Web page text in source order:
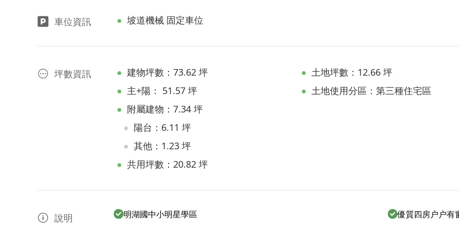
車位資訊 坡道機械 固定車位
坪數資訊
建物坪數：73.62 坪
主+陽： 51.57 坪
附屬建物：7.34 坪
陽台：6.11 坪
其他：1.23 坪
共用坪數：20.82 坪
土地坪數：12.66 坪
土地使用分區：第三種住宅區
說明 明湖國中小明星學區 優質四房户户有